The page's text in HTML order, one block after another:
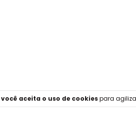
você aceita o uso de cookiespara